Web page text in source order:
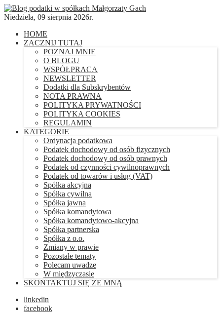
Niedziela, 09 sierpnia 2026r.
HOME
ZACZNIJ TUTAJ
POZNAJ MNIE
O BLOGU
WSPÓŁPRACA
NEWSLETTER
Dodatki dla Subskrybentów
NOTA PRAWNA
POLITYKA PRYWATNOŚCI
POLITYKA COOKIES
REGULAMIN
KATEGORIE
Ordynacja podatkowa
Podatek dochodowy od osób fizycznych
Podatek dochodowy od osób prawnych
Podatek od czynności cywilnoprawnych
Podatek od towarów i usług (VAT)
Spółka akcyjna
Spółka cywilna
Spółka jawna
Spółka komandytowa
Spółka komandytowo-akcyjna
Spółka partnerska
Spółka z o.o.
Zmiany w prawie
Pozostałe tematy
Polecam uwadze
W międzyczasie
SKONTAKTUJ SIĘ ZE MNĄ
linkedin
facebook